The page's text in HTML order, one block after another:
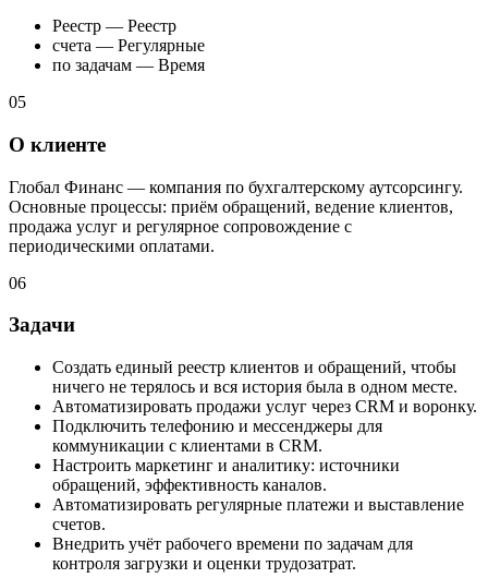
Реестр — Реестр
счета — Регулярные
по задачам — Время
05
О клиенте
Глобал Финанс — компания по бухгалтерскому аутсорсингу.
Основные процессы: приём обращений, ведение клиентов,
продажа услуг и регулярное сопровождение с
периодическими оплатами.
06
Задачи
Создать единый реестр клиентов и обращений, чтобы
ничего не терялось и вся история была в одном месте.
Автоматизировать продажи услуг через CRM и воронку.
Подключить телефонию и мессенджеры для
коммуникации с клиентами в CRM.
Настроить маркетинг и аналитику: источники
обращений, эффективность каналов.
Автоматизировать регулярные платежи и выставление
счетов.
Внедрить учёт рабочего времени по задачам для
контроля загрузки и оценки трудозатрат.